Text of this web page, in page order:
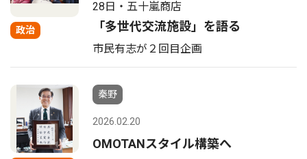
政治
28日・五十嵐商店
「多世代交流施設」を語る
市民有志が２回目企画
秦野
2026.02.20
OMOTANスタイル構築へ